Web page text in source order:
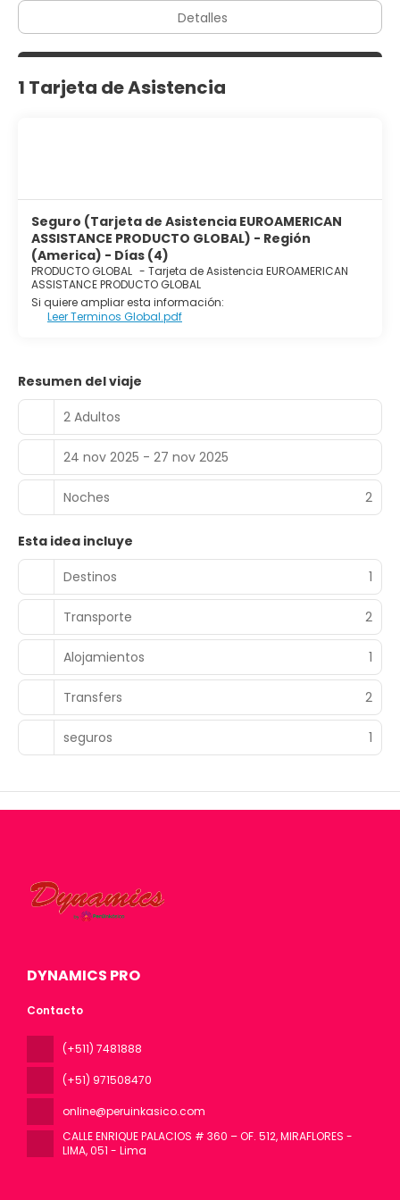
Detalles
1 Tarjeta de Asistencia
Seguro (Tarjeta de Asistencia EUROAMERICAN
ASSISTANCE PRODUCTO GLOBAL) - Región
(America) - Días (4)
PRODUCTO GLOBAL - Tarjeta de Asistencia EUROAMERICAN
ASSISTANCE PRODUCTO GLOBAL
Si quiere ampliar esta información:
Leer Terminos Global.pdf
Resumen del viaje
2 Adultos
24 nov 2025 - 27 nov 2025
Noches 2
Esta idea incluye
Destinos
1
Transporte 2
Alojamientos 1
Transfers 2
seguros 1
DYNAMICS PRO
Contacto
(+511) 7481888
(+51) 971508470
online@peruinkasico.com
CALLE ENRIQUE PALACIOS # 360 – OF. 512, MIRAFLORES -
LIMA, 051 - Lima